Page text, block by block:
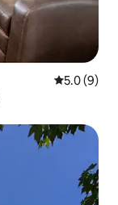
レビュー9
5.0 (9)